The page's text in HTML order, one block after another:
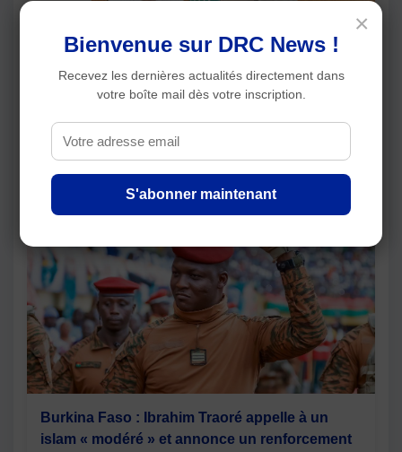
Sénégal : Bassirou Diomaye Faye reçoit Macky
Burkina Faso : Ibrahim Traoré appelle à un
islam « modéré » et annonce un renforcement
×
Bienvenue sur DRC News !
Recevez les dernières actualités directement dans
votre boîte mail dès votre inscription.
S'abonner maintenant